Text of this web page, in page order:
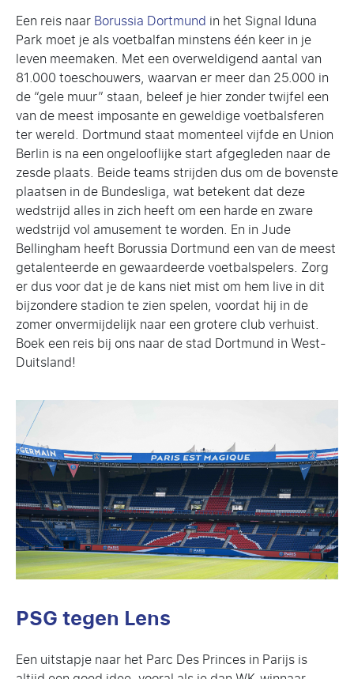
Een reis naarBorussia Dortmund in het Signal Iduna
Park moet je als voetbalfan minstens één keer in je
leven meemaken. Met een overweldigend aantal van
81.000 toeschouwers, waarvan er meer dan 25.000 in
de “gele muur” staan, beleef je hier zonder twijfel een
van de meest imposante en geweldige voetbalsferen
ter wereld. Dortmund staat momenteel vijfde en Union
Berlin is na een ongelooflijke start afgegleden naar de
zesde plaats. Beide teams strijden dus om de bovenste
plaatsen in de Bundesliga, wat betekent dat deze
wedstrijd alles in zich heeft om een harde en zware
wedstrijd vol amusement te worden. En in Jude
Bellingham heeft Borussia Dortmund een van de meest
getalenteerde en gewaardeerde voetbalspelers. Zorg
er dus voor dat je de kans niet mist om hem live in dit
bijzondere stadion te zien spelen, voordat hij in de
zomer onvermijdelijk naar een grotere club verhuist.
Boek een reis bij ons naar de stad Dortmund in West-
Duitsland!
PSG tegen Lens
Een uitstapje naar het Parc Des Princes in Parijs is